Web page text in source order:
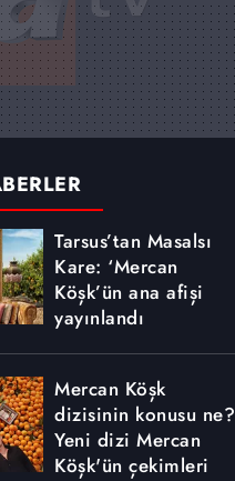
Tarsus’tan Masalsı
Kare: ‘Mercan
Köşk’ün ana afişi
yayınlandı
Mercan Köşk
dizisinin konusu ne?
Yeni dizi Mercan
Köşk'ün çekimleri